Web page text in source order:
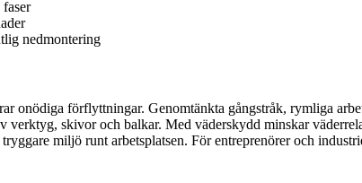
nedmontering
onödiga förflyttningar. Genomtänkta gångstråk, rymliga
skivor och balkar. Med väderskydd minskar
miljö runt arbetsplatsen. För entreprenörer och